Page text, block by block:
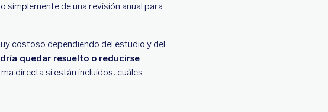
de una revisión anual para
costoso dependiendo del estudio y del
quedar resuelto o reducirse
directa si están incluidos, cuáles